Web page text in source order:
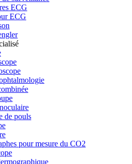
ECG
ECG
de pouls
pour mesure du CO2